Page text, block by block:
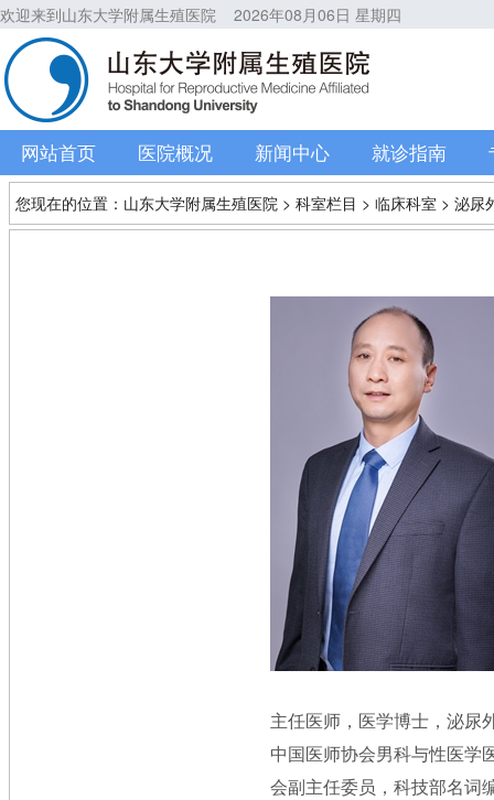
欢迎来到山东大学附属生殖医院 2026年08月06日 星期四
网站首页 医院概况 新闻中心 就诊指南
您现在的位置： 山东大学附属生殖医院> 科室栏目 > 临床科室 > 泌尿
主任医师，医学博士，泌尿
中国医师协会男科与性医学
会副主任委员，科技部名词